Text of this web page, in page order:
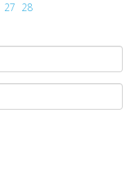
27 28